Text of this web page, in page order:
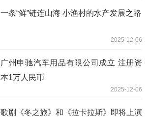
一条“鲜”链连山海 小渔村的水产发展之路
2025-12-06
广州申驰汽车用品有限公司成立 注册资
本1万人民币
2025-12-06
歌剧《冬之旅》和《拉卡拉斯》即将上演